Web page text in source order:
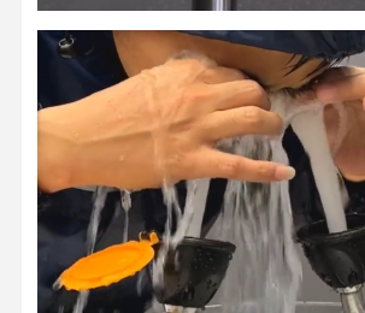
家 製品
私たちについ